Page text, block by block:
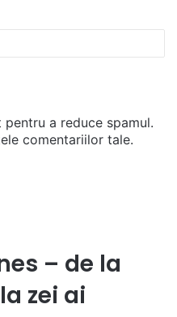
a reduce spamul.
comentariilor tale.